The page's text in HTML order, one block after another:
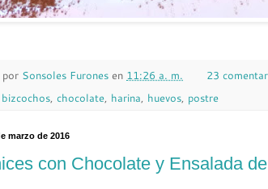
por Sonsoles Furones en 11:26 a. m.
23
bizcochos chocolate harina huevos postre
marzo de 2016
con Chocolate y Ensalada